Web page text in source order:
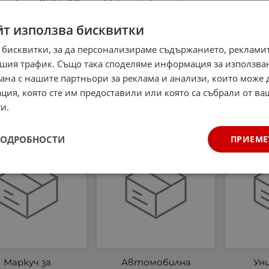
DUNLOP
за
на
€ / 32.27 лв.
Микрофибърна къпра
автомобил Dunlop -
аромат Океан
4.99 € / 9.76 лв.
Маркуч за
Автомобилна
Нов продукт
използва бисквитки
за да персонализираме съдържанието,
трафик. Също така споделяме информация за
с нашите партньори за реклама и анализи, които може
която сте им предоставили или която са събрали от